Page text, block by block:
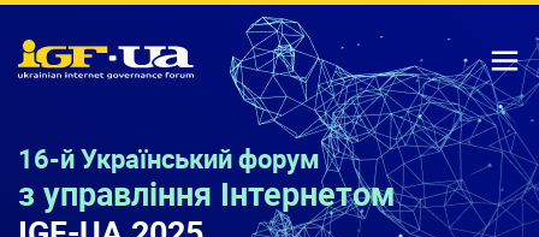
IGF-UA
16-й Український форум
з управління Інтернетом